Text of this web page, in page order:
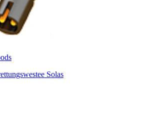
Solas